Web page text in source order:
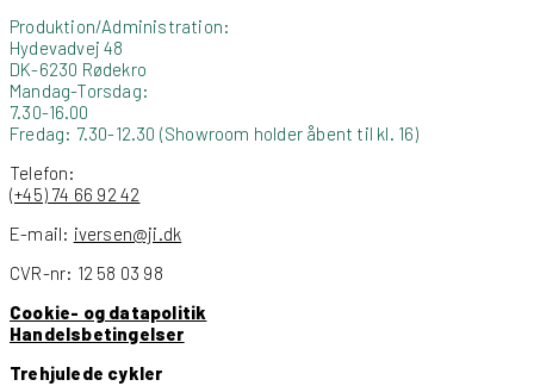
Produktion/Administration:
Hydevadvej 48
DK-6230 Rødekro
Mandag-Torsdag:
7.30-16.00
Fredag: 7.30-12.30 (Showroom holder åbent til kl. 16)
Telefon:
(+45) 74 66 92 42
E-mail: iversen@ji.dk
CVR-nr: 12 58 03 98
Cookie- og datapolitik
Handelsbetingelser
Trehjulede cykler